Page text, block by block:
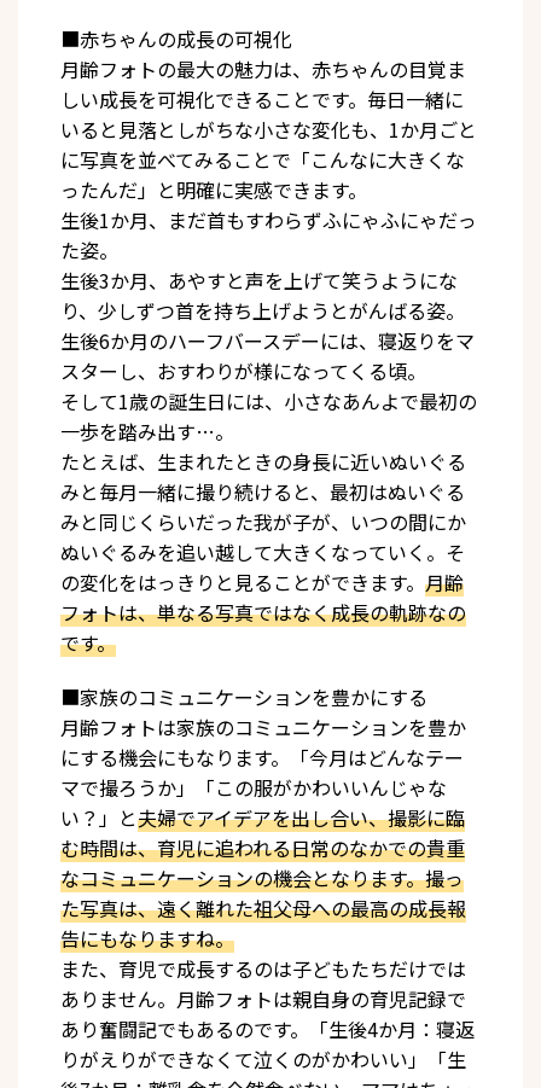
■赤ちゃんの成長の可視化
月齢フォトの最大の魅力は、赤ちゃんの目覚ま
しい成長を可視化できることです。毎日一緒に
いると見落としがちな小さな変化も、1か月ごと
に写真を並べてみることで「こんなに大きくな
ったんだ」と明確に実感できます。
生後1か月、まだ首もすわらずふにゃふにゃだっ
た姿。
生後3か月、あやすと声を上げて笑うようにな
り、少しずつ首を持ち上げようとがんばる姿。
生後6か月のハーフバースデーには、寝返りをマ
スターし、おすわりが様になってくる頃。
そして1歳の誕生日には、小さなあんよで最初の
一歩を踏み出す…。
たとえば、生まれたときの身長に近いぬいぐる
みと毎月一緒に撮り続けると、最初はぬいぐる
みと同じくらいだった我が子が、いつの間にか
ぬいぐるみを追い越して大きくなっていく。そ
の変化をはっきりと見ることができます。 月齢
フォトは、単なる写真ではなく成長の軌跡なの
です。
■家族のコミュニケーションを豊かにする
月齢フォトは家族のコミュニケーションを豊か
にする機会にもなります。「今月はどんなテー
マで撮ろうか」「この服がかわいいんじゃな
い？」と夫婦でアイデアを出し合い、撮影に臨
む時間は、育児に追われる日常のなかでの貴重
なコミュニケーションの機会となります。撮っ
た写真は、遠く離れた祖父母への最高の成長報
告にもなりますね。
また、育児で成長するのは子どもたちだけでは
ありません。月齢フォトは親自身の育児記録で
あり奮闘記でもあるのです。「生後4か月：寝返
りがえりができなくて泣くのがかわいい」「生